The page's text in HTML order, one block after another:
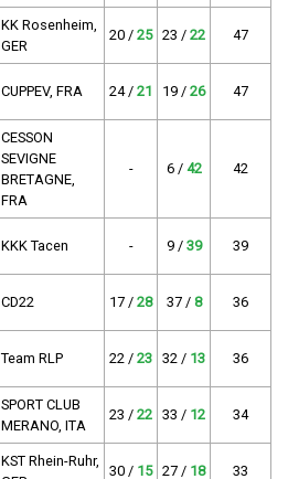
KK Rosenheim,
GER
20 / 25 23 / 22 47
CUPPEV, FRA 24 / 21 19 / 26 47
CESSON
SEVIGNE
BRETAGNE,
FRA
- 6 / 42 42
KKK Tacen - 9 / 39 39
CD22 17 / 28 37 / 8 36
Team RLP 22 / 23 32 / 13 36
SPORT CLUB
MERANO, ITA
23 / 22 33 / 12 34
KST Rhein-Ruhr,
30 / 15 27 / 18 33